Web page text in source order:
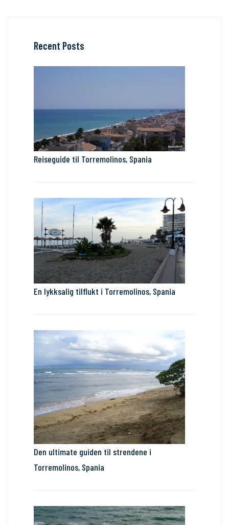
Recent Posts
Reiseguide til Torremolinos, Spania
En lykksalig tilflukt i Torremolinos, Spania
Den ultimate guiden til strendene i
Torremolinos, Spania